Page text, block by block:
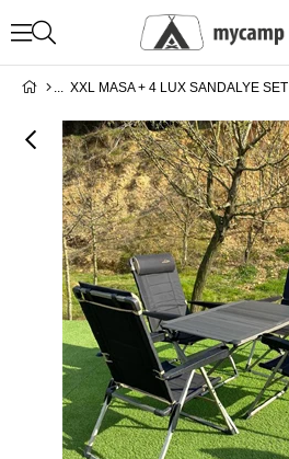
XXL MASA + 4 LUX SANDALYE SET